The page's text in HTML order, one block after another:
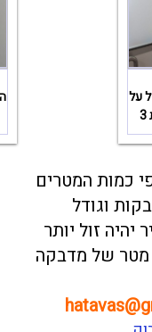
על
כמות המטרים
וגודל
יהיה זול יותר
מטר של מדבקה